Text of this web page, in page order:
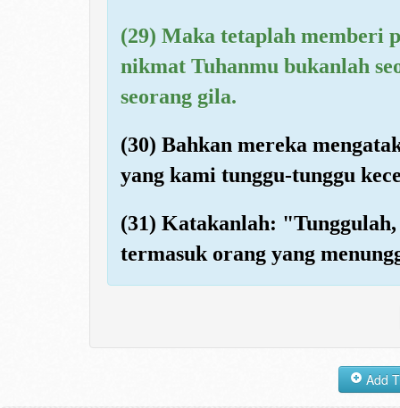
(29) Maka tetaplah memberi
nikmat Tuhanmu bukanlah
seorang gila.
(30) Bahkan mereka
yang kami tunggu-tunggu
(31) Katakanlah: "Tunggulah,
termasuk orang yang